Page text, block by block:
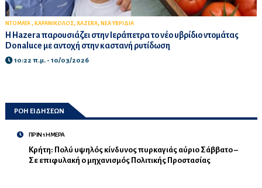
ΝΤΟΜΑΤΑ , ΚΑΡΑΝΙΚΟΛΟΣ, XAZERA, ΝΕΑ ΥΒΡΙΔΙΑ
Η Hazera παρουσιάζει στην Ιεράπετρα το νέο υβρίδιο ντομάτας
Donaluce με αντοχή στην καστανή ρυτίδωση
10:22 π.μ. - 10/03/2026
ΡΟΗ ΕΙΔΗΣΕΩΝ
ΠΡΙΝ 1 ΗΜΕΡΑ
Κρήτη: Πολύ υψηλός κίνδυνος πυρκαγιάς αύριο Σάββατο –
Σε επιφυλακή ο μηχανισμός Πολιτικής Προστασίας